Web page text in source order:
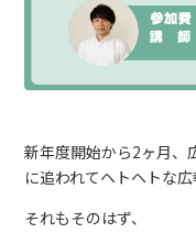
新年度開始から2ヶ月、
に追われてヘトヘトな
それもそのはず、